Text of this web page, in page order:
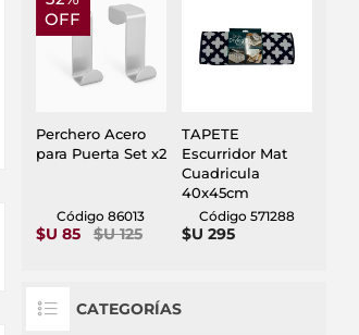
OFF
Perchero Acero
para Puerta Set x2
Código 86013
$U 85 $U 125
TAPETE
Escurridor Mat
Cuadricula
40x45cm
Código 571288
$U 295
CATEGORÍAS